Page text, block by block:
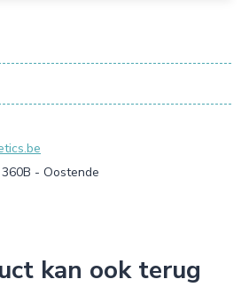
- Oostende
kan ook terug